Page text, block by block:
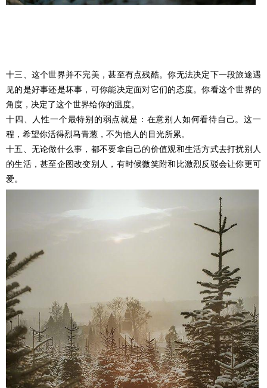
十三、这个世界并不完美，甚至有点残酷。你无法决定下一段旅途遇
见的是好事还是坏事，可你能决定面对它们的态度。你看这个世界的
角度，决定了这个世界给你的温度。
十四、人性一个最特别的弱点就是：在意别人如何看待自己。这一
程，希望你活得烈马青葱，不为他人的目光所累。
十五、无论做什么事，都不要拿自己的价值观和生活方式去打扰别人
的生活，甚至企图改变别人，有时候微笑附和比激烈反驳会让你更可
爱。